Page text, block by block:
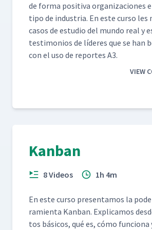
de for­ma pos­i­ti­va orga­ni­za­ciones
tipo de indus­tria. En este cur­so
casos de estu­dio del mun­do real y
tes­ti­mo­nios de líderes que se han
con el uso de reportes A3.
VIEW
Kanban
8 Videos 1h 4m
En este cur­so pre­sen­ta­mos la
ramien­ta Kan­ban. Expli­camos
tos bási­cos, qué es, cómo